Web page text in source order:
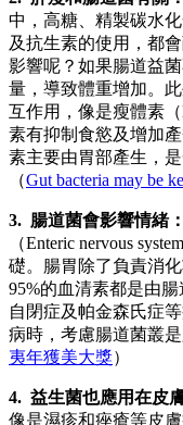
中，高糖、精製碳水
及抗生素的使用，都
影響呢？如果腸道益
量，導致體重增加。
互作用，像是瘦體素
素有抑制食慾及增加產
素主要由胃部產生，是
（Gut bacteria may be
3. 腸道菌會影響情緒：
（Enteric nervous
礎。腸胃除了負責消
95%的血清素都是由
自閉症及帕金森氏症
病時，考慮腸道菌叢
夷年獲美大獎）
4. 益生菌也應用在皮
像是濕疹和痤瘡等皮